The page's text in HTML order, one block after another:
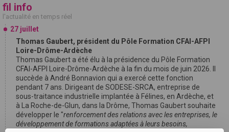
fil info
l'actualité en temps réel
27 juillet
Thomas Gaubert, président du Pôle Formation CFAI-AFPI
Loire-Drôme-Ardèche
Thomas Gaubert a été élu à la présidence du Pôle Formation
CFAI-AFPI Loire-Drôme-Ardèche à la fin du mois de juin 2026. Il
succède à André Bonnavion qui a exercé cette fonction
pendant 7 ans. Dirigeant de SODESE-SRCA, entreprise de
sous-traitance industrielle implantée à Félines, en Ardèche, et
à La Roche-de-Glun, dans la Drôme, Thomas Gaubert souhaite
développer le "renforcement des relations avec les entreprises, le
développement de formations adaptées à leurs besoins,